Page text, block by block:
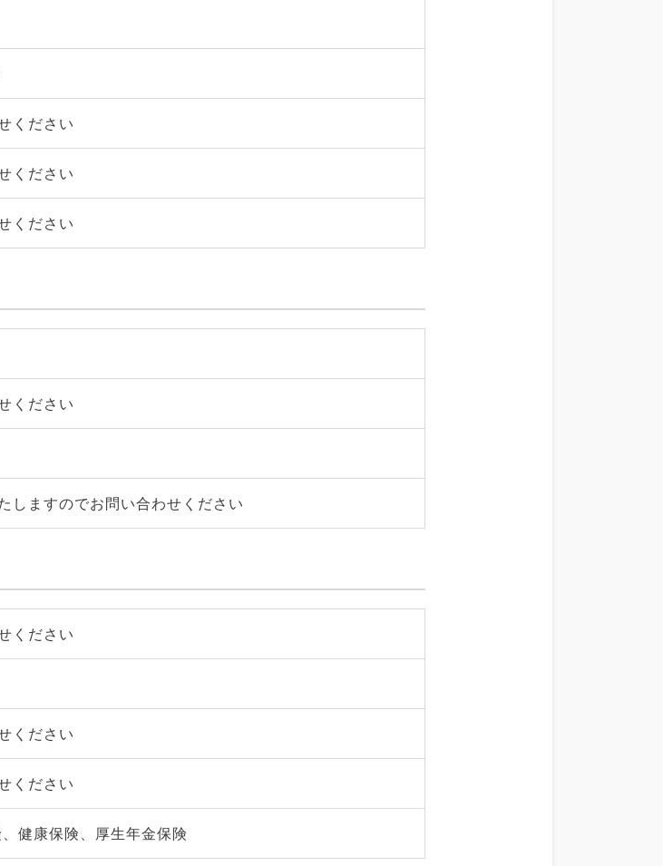
ください
ください
ください
ください
しますのでお問い合わせください
ください
ください
ください
健康保険、厚生年金保険